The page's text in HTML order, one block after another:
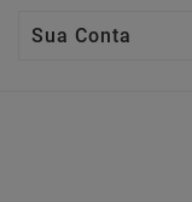
Sua Conta